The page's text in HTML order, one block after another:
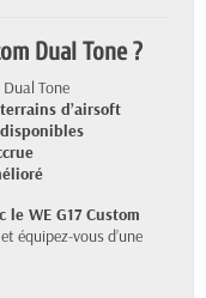
Dual Tone ?
Tone
d’airsoft
WE G17 Custom
équipez-vous d’une